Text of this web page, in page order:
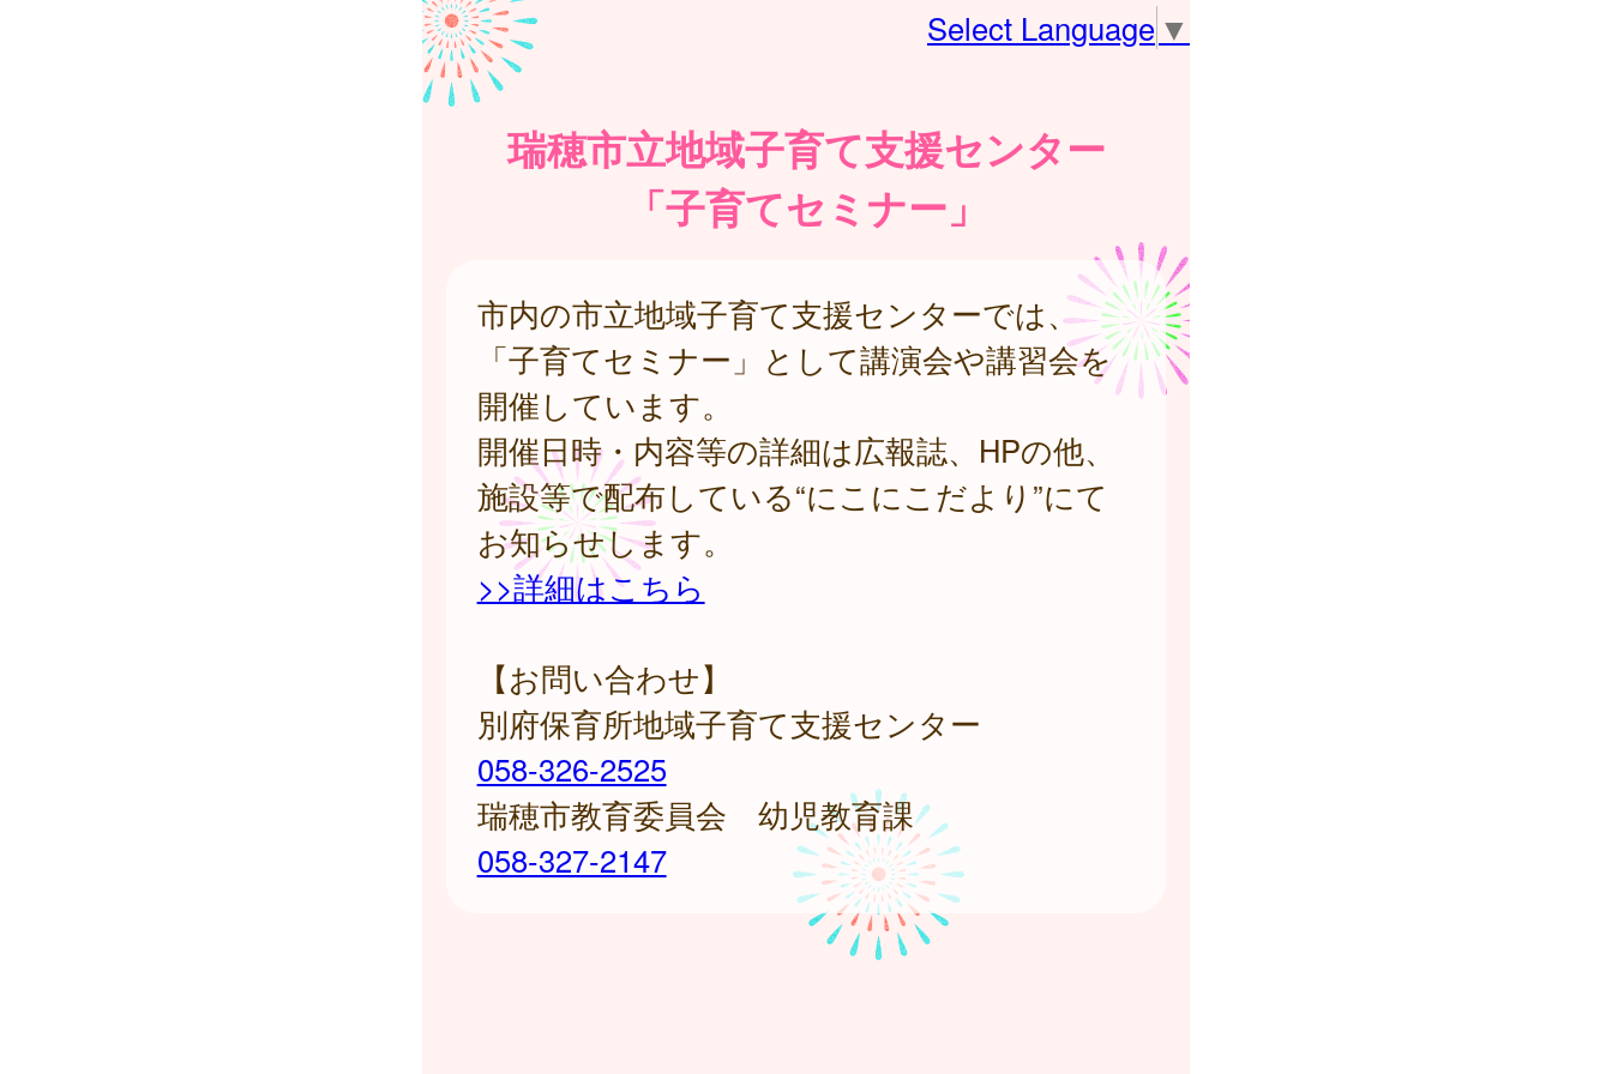
Select Language ▼
瑞穂市立地域子育て支援センター
「子育てセミナー」
市内の市立地域子育て支援センターでは、
「子育てセミナー」として講演会や講習会を
開催しています。
開催日時・内容等の詳細は広報誌、HPの他、
施設等で配布している“にこにこだより”にて
お知らせします。
>>詳細はこちら
【お問い合わせ】
別府保育所地域子育て支援センター
058-326-2525
瑞穂市教育委員会 幼児教育課
058-327-2147